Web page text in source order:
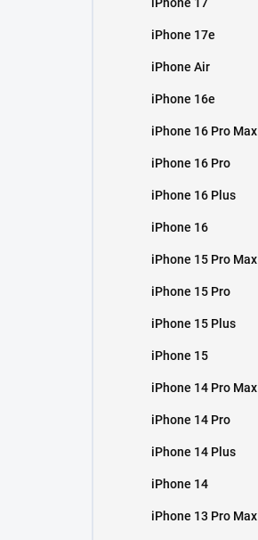
iPhone 17e
iPhone Air
iPhone 16e
iPhone 16 Pro Max
iPhone 16 Pro
iPhone 16 Plus
iPhone 16
iPhone 15 Pro Max
iPhone 15 Pro
iPhone 15 Plus
iPhone 15
iPhone 14 Pro Max
iPhone 14 Pro
iPhone 14 Plus
iPhone 14
iPhone 13 Pro Max